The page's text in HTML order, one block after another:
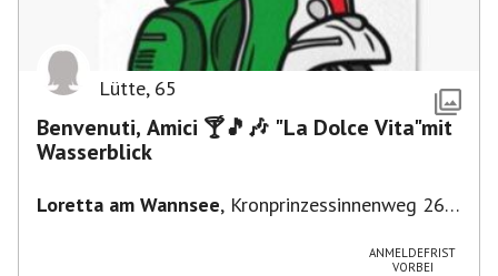
Lütte, 65
Benvenuti, Amici 🍸🎵🎶 "La Dolce Vita"mit
Wasserblick
Loretta am Wannsee, Kronprinzessinnenweg 260,
ANMELDEFRIST
VORBEI